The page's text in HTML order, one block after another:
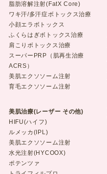
脂肪溶解注射(FatX Core)
ワキ汗/多汗症ボトックス治療
小顔エラボトックス
ふくらはぎボトックス治療
肩こりボトックス治療
スーパーPRP（肌再生治療
ACRS）
美肌エクソソーム注射
育毛エクソソーム注射
美肌治療(レーザー その他)
HIFU(ハイフ)
ルメッカ(IPL)
美肌エクソソーム注射
水光注射(HYCOOX)
ポテンツァ